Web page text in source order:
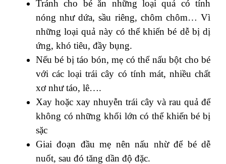
Tránh cho bé ăn những loại quả có tính
nóng như dứa, sầu riêng, chôm chôm… Vì
những loại quả này có thể khiến bé dễ bị dị
ứng, khó tiêu, đầy bụng.
Nếu bé bị táo bón, mẹ có thể nấu bột cho bé
với các loại trái cây có tính mát, nhiều chất
xơ như táo, lê….
Xay hoặc xay nhuyễn trái cây và rau quả để
không có những khối lớn có thể khiến bé bị
sặc
Giai đoạn đầu mẹ nên nấu nhừ để bé dễ
nuốt, sau đó tăng dần độ đặc.